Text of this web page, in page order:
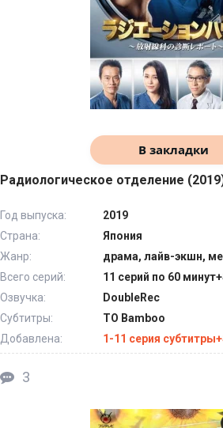
В закладки
Радиологическое отделение
Год выпуска:
2019
Страна:
Япония
Жанр:
драма, лайв-экшн,
Всего серий:
11 серий по 60
Озвучка:
DoubleRec
Субтитры:
ТО Bamboo
Добавлена:
1-11 серия
3